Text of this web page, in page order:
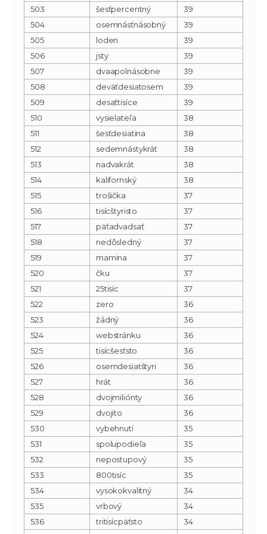
503
šesťpercentný
39
504
osemnásťnásobný
39
505
loden
39
506
jsty
39
507
dvaapolnásobne
39
508
deväťdesiatosem
39
509
desaťtisíce
39
510
vysielateľa
38
511
šesťdesiatina
38
512
sedemnástykrát
38
513
nadvakrát
38
514
kalifornský
38
515
trošička
37
516
tisícštyristo
37
517
päťadvadsať
37
518
nedôsledný
37
519
mamina
37
520
čku
37
521
25tisíc
37
522
zero
36
523
žádný
36
524
webstránku
36
525
tisícšesťsto
36
526
osemdesiatštyri
36
527
hrát
36
528
dvojmiliónty
36
529
dvojito
36
530
vybehnutí
35
531
spolupodieľa
35
532
nepostupový
35
533
800tisíc
35
534
vysokokvalitný
34
535
vrbový
34
536
tritisícpäťsto
34